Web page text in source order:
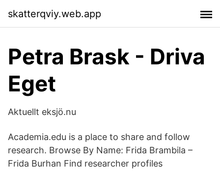
skatterqviy.web.app
Petra Brask - Driva
Eget
Aktuellt eksjö.nu
Academia.edu is a place to share and follow
research. Browse By Name: Frida Brambila –
Frida Burhan Find researcher profiles